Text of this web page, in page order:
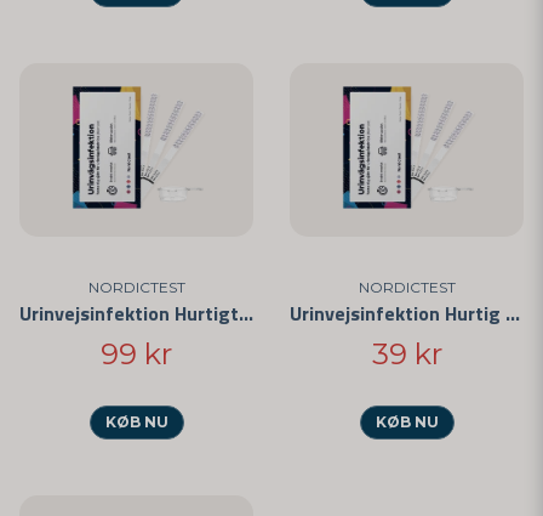
NORDICTEST
Urinvejsinfektion Hurtigtest 5-pak
99 kr
KØB NU
NORDICTEST
Urinvejsinfektion Hurtig test
39 kr
KØB NU